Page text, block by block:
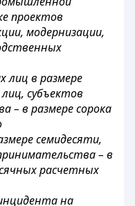
проектов
модернизации,
лиц в размере
субъектов
– в размере сорока
семидесяти,
– в
расчетных
на